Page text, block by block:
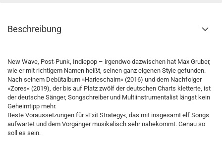
Beschreibung
New Wave, Post-Punk, Indiepop – irgendwo dazwischen hat Max Gruber,
wie er mit richtigem Namen heißt, seinen ganz eigenen Style gefunden.
Nach seinem Debütalbum »Harieschaim« (2016) und dem Nachfolger
»Zores« (2019), der bis auf Platz zwölf der deutschen Charts kletterte, ist
der deutsche Sänger, Songschreiber und Multiinstrumentalist längst kein
Geheimtipp mehr.
Beste Voraussetzungen für »Exit Strategy«, das mit insgesamt elf Songs
aufwartet und dem Vorgänger musikalisch sehr nahekommt. Genau so
soll es sein.